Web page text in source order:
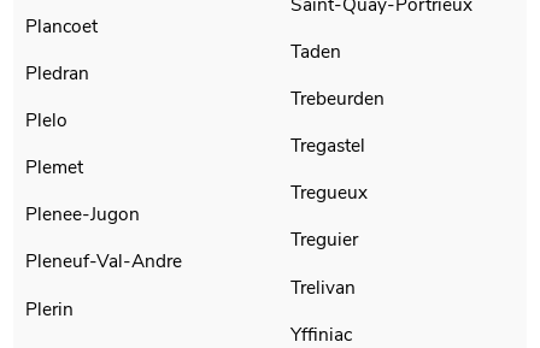
Plancoet
Pledran
Plelo
Plemet
Plenee-Jugon
Pleneuf-Val-Andre
Plerin
Taden
Trebeurden
Tregastel
Tregueux
Treguier
Trelivan
Yffiniac